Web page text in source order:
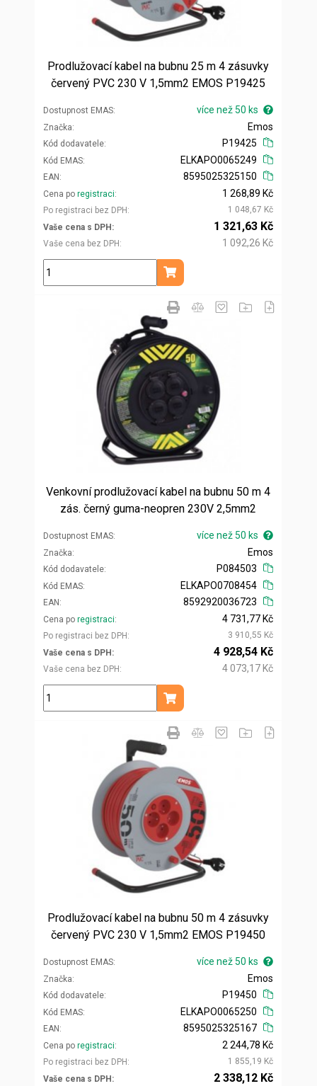
Prodlužovací kabel na bubnu 25 m 4 zásuvky
červený PVC 230 V 1,5mm2 EMOS P19425
Dostupnost EMAS více než 50 ks
Značka
Kód dodavatele
Emos
P19425
Kód EMAS
EAN
ELKAPO0065249
8595025325150
Cena po registraci
Po registraci bez DPH
1 268,89 Kč
1 048,67 Kč
Vaše cena s DPH
Vaše cena bez DPH
1 321,63 Kč
1 092,26 Kč
ks
Přidat do košíku
Venkovní prodlužovací kabel na bubnu 50 m 4
zás. černý guma-neopren 230V 2,5mm2
Dostupnost EMAS více než 50 ks
Značka
Kód dodavatele
Emos
P084503
Kód EMAS
EAN
ELKAPO0708454
8592920036723
Cena po registraci
Po registraci bez DPH
4 731,77 Kč
3 910,55 Kč
Vaše cena s DPH
Vaše cena bez DPH
4 928,54 Kč
4 073,17 Kč
ks
Přidat do košíku
Prodlužovací kabel na bubnu 50 m 4 zásuvky
červený PVC 230 V 1,5mm2 EMOS P19450
Dostupnost EMAS více než 50 ks
Značka
Kód dodavatele
Emos
P19450
Kód EMAS
EAN
ELKAPO0065250
8595025325167
Cena po registraci
Po registraci bez DPH
2 244,78 Kč
1 855,19 Kč
Vaše cena s DPH
2 338,12 Kč